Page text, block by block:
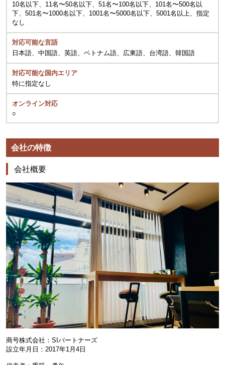
10名以下、11名〜50名以下、51名〜100名以下、101名〜500名以
下、501名〜1000名以下、1001名〜5000名以下、5001名以上、指定
なし
対応可能な言語
日本語、中国語、英語、ベトナム語、広東語、台湾語、韓国語
対応可能な国内エリア
特に指定なし
オンライン対応
○
会社の特徴
会社概要
商号株式会社：SIパートナーズ
設立年月日：2017年1月4日